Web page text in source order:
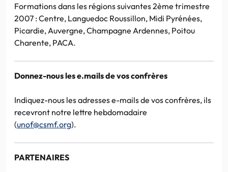
Formations dans les régions suivantes 2ème trimestre
2007 : Centre, Languedoc Roussillon, Midi Pyrénées,
Picardie, Auvergne, Champagne Ardennes, Poitou
Charente, PACA.
Donnez-nous les e.mails de vos confrères
Indiquez-nous les adresses e-mails de vos confrères, ils
recevront notre lettre hebdomadaire
(unof@csmf.org).
PARTENAIRES